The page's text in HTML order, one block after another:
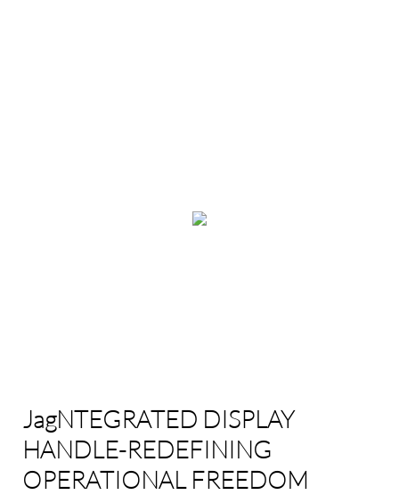
JagNTEGRATED DISPLAY
HANDLE-REDEFINING
OPERATIONAL FREEDOM